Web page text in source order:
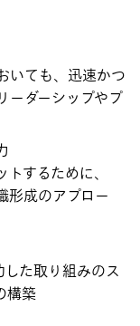
いても、迅速かつ
ーダーシップやプ
するために、
形成のアプロー
た取り組みのス
構築